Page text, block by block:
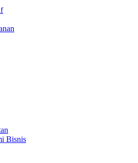
Bisnis